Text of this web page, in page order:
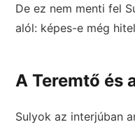
De ez nem menti fel
alól: képes-e még
A Teremtő és
Sulyok az interjúban